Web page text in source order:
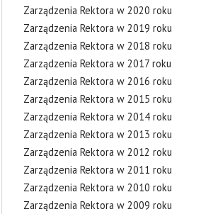
Zarządzenia Rektora w 2020 roku
Zarządzenia Rektora w 2019 roku
Zarządzenia Rektora w 2018 roku
Zarządzenia Rektora w 2017 roku
Zarządzenia Rektora w 2016 roku
Zarządzenia Rektora w 2015 roku
Zarządzenia Rektora w 2014 roku
Zarządzenia Rektora w 2013 roku
Zarządzenia Rektora w 2012 roku
Zarządzenia Rektora w 2011 roku
Zarządzenia Rektora w 2010 roku
Zarządzenia Rektora w 2009 roku